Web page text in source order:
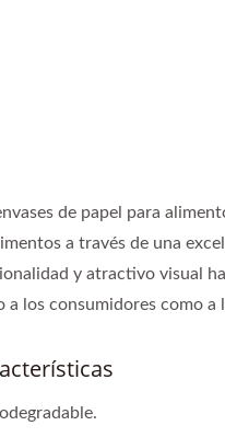
de papel para
a través de una
y atractivo visual
a los consumidores como a